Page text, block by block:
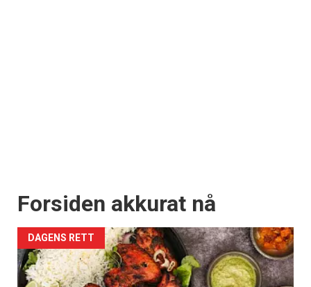
Forsiden akkurat nå
DAGENS RETT